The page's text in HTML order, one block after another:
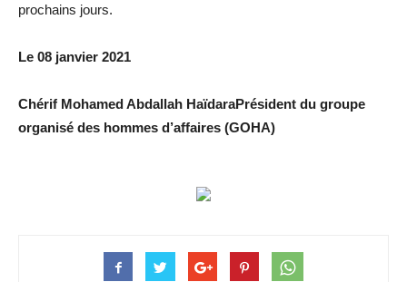
prochains jours.
Le 08 janvier 2021
Chérif Mohamed Abdallah HaïdaraPrésident du groupe
organisé des hommes d’affaires (GOHA)